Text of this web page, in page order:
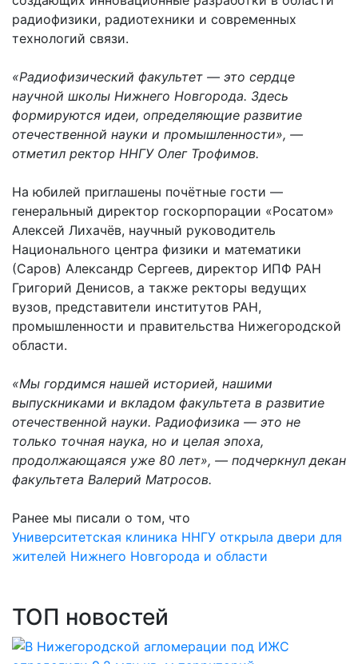
радиофизики, радиотехники и современных
технологий связи.
«Радиофизический факультет — это сердце
научной школы Нижнего Новгорода. Здесь
формируются идеи, определяющие развитие
отечественной науки и промышленности», —
отметил ректор ННГУ Олег Трофимов.
На юбилей приглашены почётные гости —
генеральный директор госкорпорации «Росатом»
Алексей Лихачёв, научный руководитель
Национального центра физики и математики
(Саров) Александр Сергеев, директор ИПФ РАН
Григорий Денисов, а также ректоры ведущих
вузов, представители институтов РАН,
промышленности и правительства Нижегородской
области.
«Мы гордимся нашей историей, нашими
выпускниками и вкладом факультета в развитие
отечественной науки. Радиофизика — это не
только точная наука, но и целая эпоха,
продолжающаяся уже 80 лет», — подчеркнул декан
факультета Валерий Матросов.
Ранее мы писали о том, что
Университетская клиника ННГУ открыла двери для
жителей Нижнего Новгорода и области
ТОП новостей